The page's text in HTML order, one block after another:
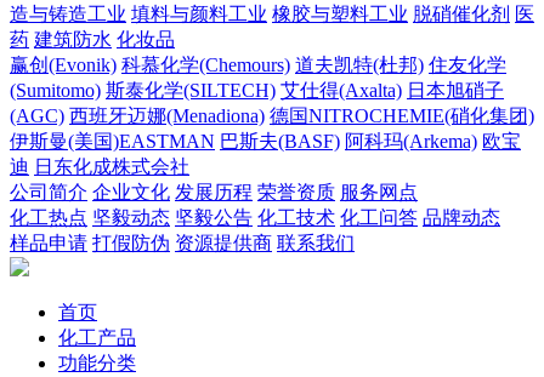
造与铸造工业 填料与颜料工业 橡胶与塑料工业 脱硝催化剂 医
药 建筑防水 化妆品
赢创(Evonik) 科慕化学(Chemours) 道夫凯特(杜邦) 住友化学
(Sumitomo) 斯泰化学(SILTECH) 艾仕得(Axalta) 日本旭硝子
(AGC) 西班牙迈娜(Menadiona) 德国NITROCHEMIE(硝化集团)
伊斯曼(美国)EASTMAN 巴斯夫(BASF) 阿科玛(Arkema) 欧宝
迪 日东化成株式会社
公司简介 企业文化 发展历程 荣誉资质 服务网点
化工热点 坚毅动态 坚毅公告 化工技术 化工问答 品牌动态
样品申请 打假防伪 资源提供商 联系我们
首页
化工产品
功能分类